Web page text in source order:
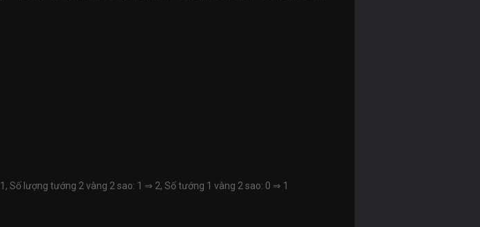
1, Số lượng tướng 2 vàng 2 sao: 1 ⇒ 2, Số tướng 1 vàng 2 sao: 0 ⇒ 1